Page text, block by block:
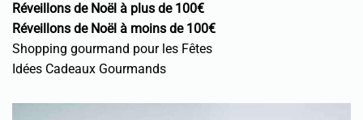
Réveillons de Noël à plus de 100€
Réveillons de Noël à moins de 100€
Shopping gourmand pour les Fêtes
Idées Cadeaux Gourmands